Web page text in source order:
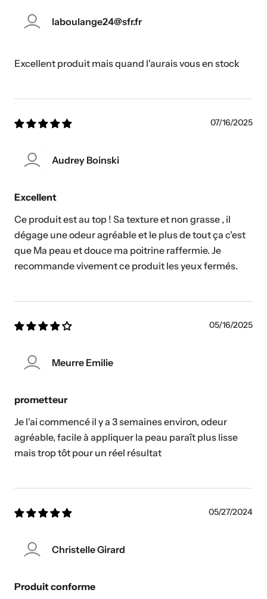
laboulange24@sfr.fr
Excellent produit mais quand l'aurais vous en stock
07/16/2025
Audrey Boinski
Excellent
Ce produit est au top ! Sa texture et non grasse , il
dégage une odeur agréable et le plus de tout ça c'est
que Ma peau et douce ma poitrine raffermie. Je
recommande vivement ce produit les yeux fermés.
05/16/2025
Meurre Emilie
prometteur
Je l'ai commencé il y a 3 semaines environ, odeur
agréable, facile à appliquer la peau paraît plus lisse
mais trop tôt pour un réel résultat
05/27/2024
Christelle Girard
Produit conforme